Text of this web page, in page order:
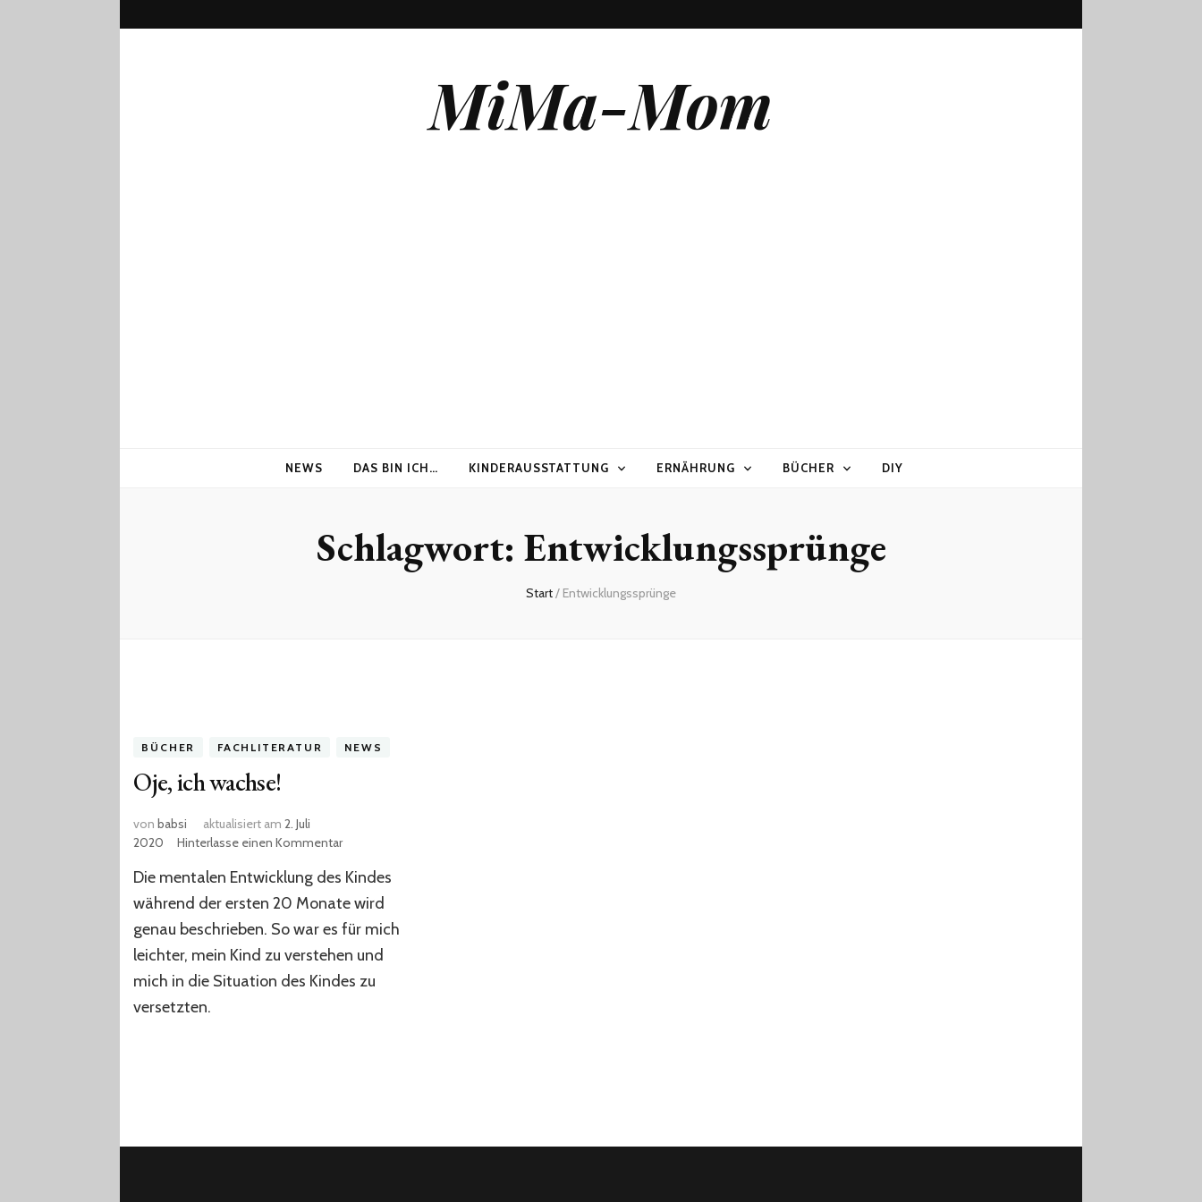
MiMa-Mom
NEWS DAS BIN ICH… KINDERAUSSTATTUNG ERNÄHRUNG BÜCHER DIY
Schlagwort: Entwicklungssprünge
Start/ Entwicklungssprünge
BÜCHER FACHLITERATUR NEWS
Oje, ich wachse!
vonbabsi aktualisiert am2. Juli
2020
Hinterlasse einen Kommentarzu
ich
wachse!
Die mentalen Entwicklung des Kindes
während der ersten 20 Monate wird
genau beschrieben. So war es für mich
leichter, mein Kind zu verstehen und
mich in die Situation des Kindes zu
versetzten.